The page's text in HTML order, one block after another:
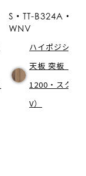
S・TT-B324A・
WNV
ハイポジショ
天板 突板（
1200・スクエ
V）